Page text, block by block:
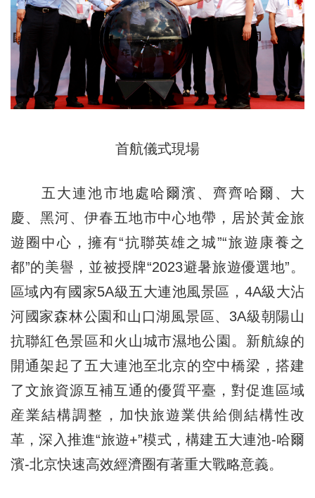
首航儀式現場
五大連池市地處哈爾濱、齊齊哈爾、大
慶、黑河、伊春五地市中心地帶，居於黃金旅
遊圈中心，擁有“抗聯英雄之城”“旅遊康養之
都”的美譽，並被授牌“2023避暑旅遊優選地”。
區域內有國家5A級五大連池風景區，4A級大沾
河國家森林公園和山口湖風景區、3A級朝陽山
抗聯紅色景區和火山城市濕地公園。新航線的
開通架起了五大連池至北京的空中橋梁，搭建
了文旅資源互補互通的優質平臺，對促進區域
産業結構調整，加快旅遊業供給側結構性改
革，深入推進“旅遊+”模式，構建五大連池-哈爾
濱-北京快速高效經濟圈有著重大戰略意義。